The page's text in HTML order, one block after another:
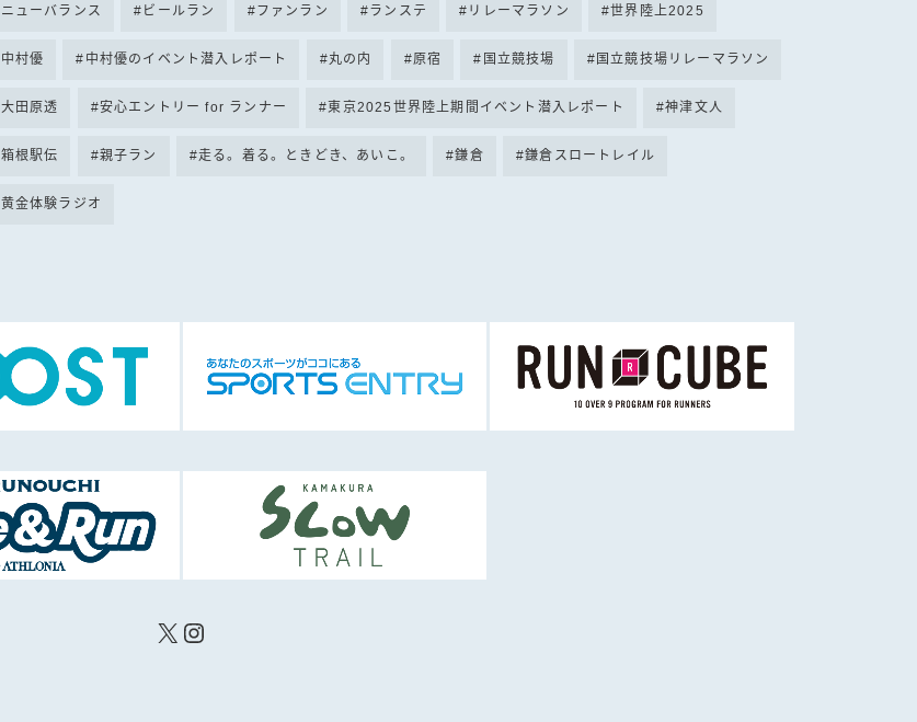
ニューバランス ビールラン ファンラン ランステ リレーマラソン 世界陸上2025
中村優 中村優のイベント潜入レポート 丸の内 原宿 国立競技場 国立競技場リレーマラソン
大田原透 安心エントリー for ランナー 東京2025世界陸上期間イベント潜入レポート 神津文人
箱根駅伝 親子ラン 走る。着る。ときどき、あいこ。 鎌倉 鎌倉スロートレイル
黄金体験ラジオ
X Instagram